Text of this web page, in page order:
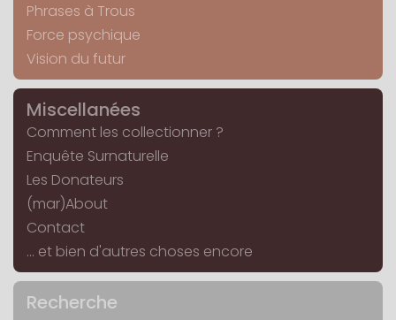
Phrases à Trous
Force psychique
Vision du futur
Miscellanées
Comment les collectionner ?
Enquête Surnaturelle
Les Donateurs
(mar)About
Contact
... et bien d'autres choses encore
Recherche